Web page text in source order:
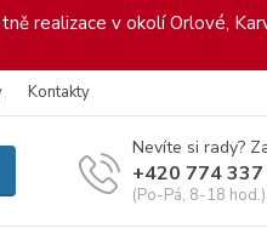
realizace v okolí Orlové,
Kontakty
Nevíte si rady?
+420 774
(Po-Pá, 8-18 hod.)